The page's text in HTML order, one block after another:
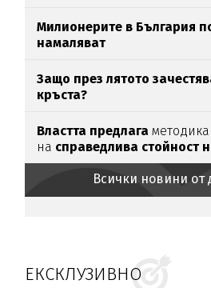
Милионерите в България
намаляват
Защо през лятото
кръста?
Властта предлага
на справедлива стойност
храни
Всички новини от
ЕКСКЛУЗИВНО